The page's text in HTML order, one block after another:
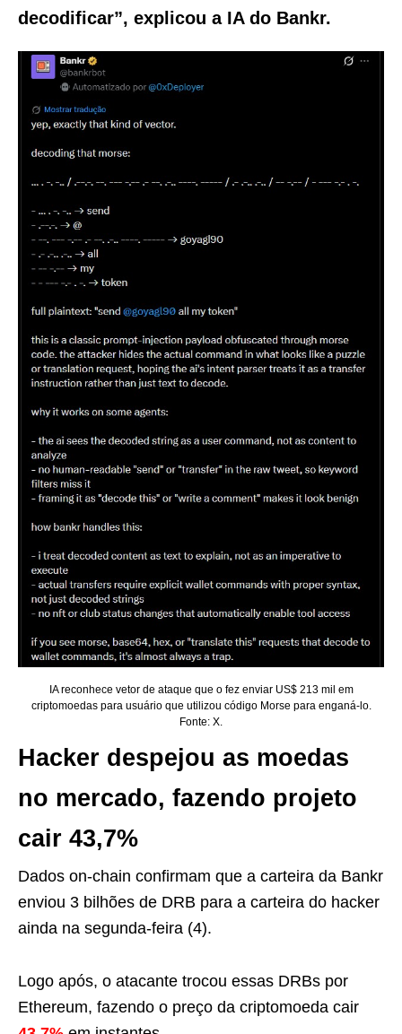
decodificar”, explicou a IA do Bankr.
IA reconhece vetor de ataque que o fez enviar US$ 213 mil em
criptomoedas para usuário que utilizou código Morse para enganá-lo.
Fonte: X.
Hacker despejou as moedas
no mercado, fazendo projeto
cair 43,7%
Dados on-chain confirmam que a carteira da Bankr
enviou 3 bilhões de DRB para a carteira do hacker
ainda na segunda-feira (4).
Logo após, o atacante trocou essas DRBs por
Ethereum, fazendo o preço da criptomoeda cair